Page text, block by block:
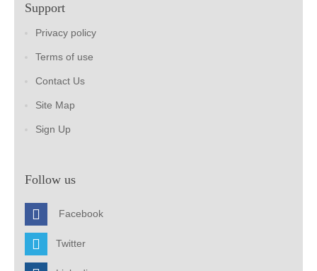
Support
Privacy policy
Terms of use
Contact Us
Site Map
Sign Up
Follow us
Facebook
Twitter